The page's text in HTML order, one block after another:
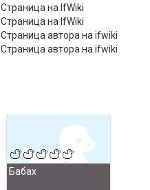
Страница на IfWiki
Страница на IfWiki
Страница автора на ifwiki
Страница автора на ifwiki
Бабах